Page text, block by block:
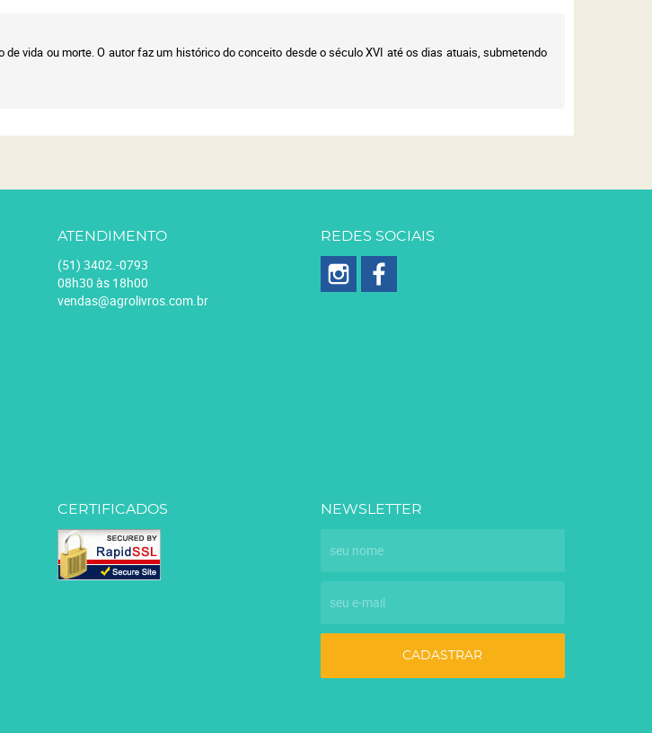
vida ou morte. O autor faz um histórico do conceito desde o século XVI até os dias atuais, submetendo
ATENDIMENTO
(51) 3402.-0793
08h30 às 18h00
vendas@agrolivros.com.br
REDES SOCIAIS
CERTIFICADOS NEWSLETTER
CADASTRAR